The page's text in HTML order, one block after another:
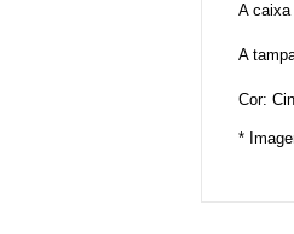
A caixa
A
Cor:
*